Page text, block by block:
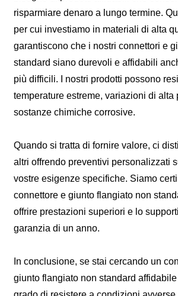
risparmiare denaro a lungo termine.
per cui investiamo in materiali di alta
garantiscono che i nostri connettori e
standard siano durevoli e affidabili
più difficili. I nostri prodotti possono
temperature estreme, variazioni di alta
sostanze chimiche corrosive.
Quando si tratta di fornire valore, ci
altri offrendo preventivi personalizzati
vostre esigenze specifiche. Siamo
connettore e giunto flangiato non
offrire prestazioni superiori e lo
garanzia di un anno.
In conclusione, se stai cercando un
giunto flangiato non standard